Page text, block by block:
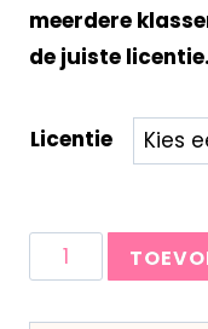
meerdere
de juiste licentie.
Licentie